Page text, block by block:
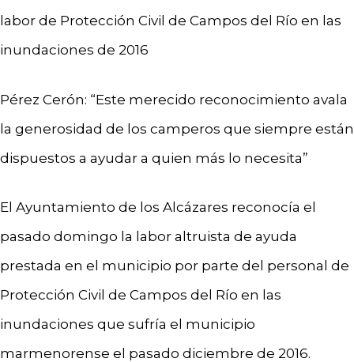
labor de Protección Civil de Campos del Río en las
inundaciones de 2016
Pérez Cerón: “Este merecido reconocimiento avala
la generosidad de los camperos que siempre están
dispuestos a ayudar a quien más lo necesita”
El Ayuntamiento de los Alcázares reconocía el
pasado domingo la labor altruista de ayuda
prestada en el municipio por parte del personal de
Protección Civil de Campos del Río en las
inundaciones que sufría el municipio
marmenorense el pasado diciembre de 2016.